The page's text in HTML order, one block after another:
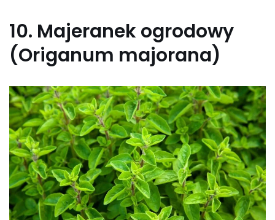
10. Majeranek ogrodowy
(Origanum majorana)